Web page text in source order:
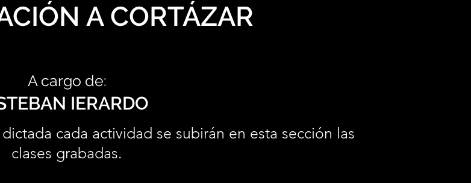
A CORTÁZAR
A cargo de:
IERARDO
cada actividad se subirán en esta sección las
clases grabadas.